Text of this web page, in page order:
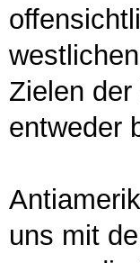
Zielen
entweder
uns mit